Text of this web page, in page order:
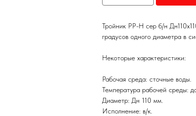
Тройник PP-H сер б/н
градусов одного диаметра в
Некоторые характеристики:
Рабочая среда: сточные воды.
Температура рабочей среды:
Диаметр: Дн 110 мм.
Исполнение: в/к.